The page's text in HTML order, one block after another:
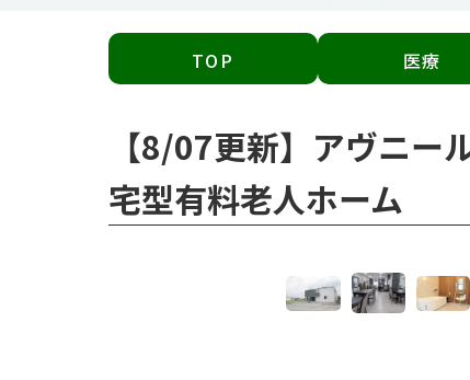
TOP 医療
【8/07更新】アヴニ
宅型有料老人ホーム